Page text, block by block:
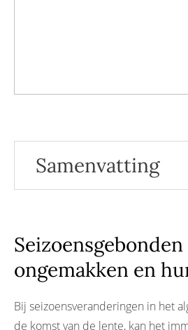
Samenvatting
Seizoensgebonden
het
Hoe kunnen deze
worden?
Hoe kan ik
Seizoensgebonden
ongemakken en
Bij seizoensveranderingen in het
de komst van de lente, kan het